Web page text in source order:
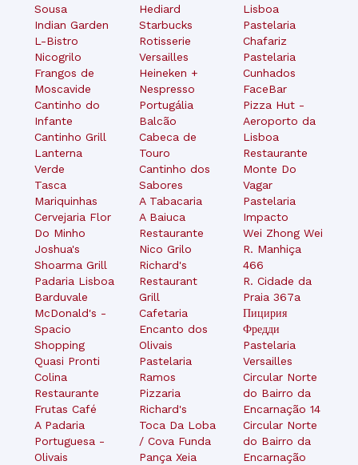
Sousa
Indian Garden
L-Bistro
Nicogrilo
Frangos de
Moscavide
Cantinho do
Infante
Cantinho Grill
Lanterna
Verde
Tasca
Mariquinhas
Cervejaria Flor
Do Minho
Joshua's
Shoarma Grill
Padaria Lisboa
Barduvale
McDonald's -
Spacio
Shopping
Quasi Pronti
Colina
Restaurante
Frutas Café
A Padaria
Portuguesa -
Olivais
Hediard
Starbucks
Rotisserie
Versailles
Heineken +
Nespresso
Portugália
Balcão
Cabeca de
Touro
Cantinho dos
Sabores
A Tabacaria
A Baiuca
Restaurante
Nico Grilo
Richard's
Restaurant
Grill
Cafetaria
Encanto dos
Olivais
Pastelaria
Ramos
Pizzaria
Richard's
Toca Da Loba
/ Cova Funda
Pança Xeia
Lisboa
Pastelaria
Chafariz
Pastelaria
Cunhados
FaceBar
Pizza Hut -
Aeroporto da
Lisboa
Restaurante
Monte Do
Vagar
Pastelaria
Impacto
Wei Zhong Wei
R. Manhiça
466
R. Cidade da
Praia 367a
Пицирия
Фредди
Pastelaria
Versailles
Circular Norte
do Bairro da
Encarnação 14
Circular Norte
do Bairro da
Encarnação